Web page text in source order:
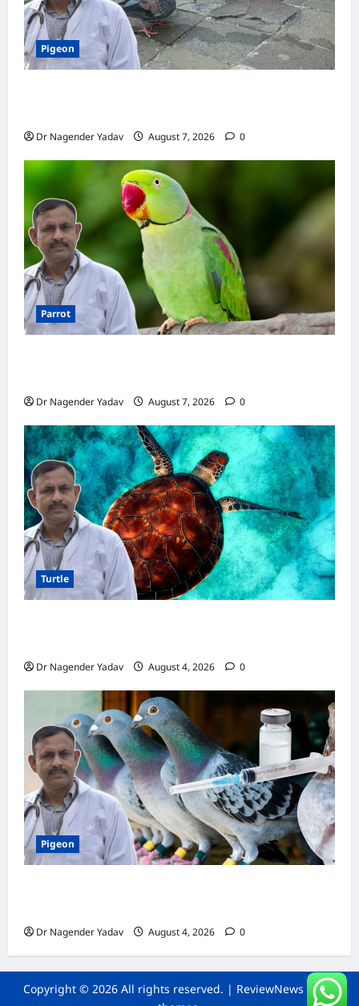
Pigeon
Dr Nagender Yadav August 7, 2026 0
Parrot
Dr Nagender Yadav August 7, 2026 0
Turtle
Dr Nagender Yadav August 4, 2026 0
Pigeon
Dr Nagender Yadav August 4, 2026 0
Copyright © 2026 All rights reserved. | ReviewNews by AF